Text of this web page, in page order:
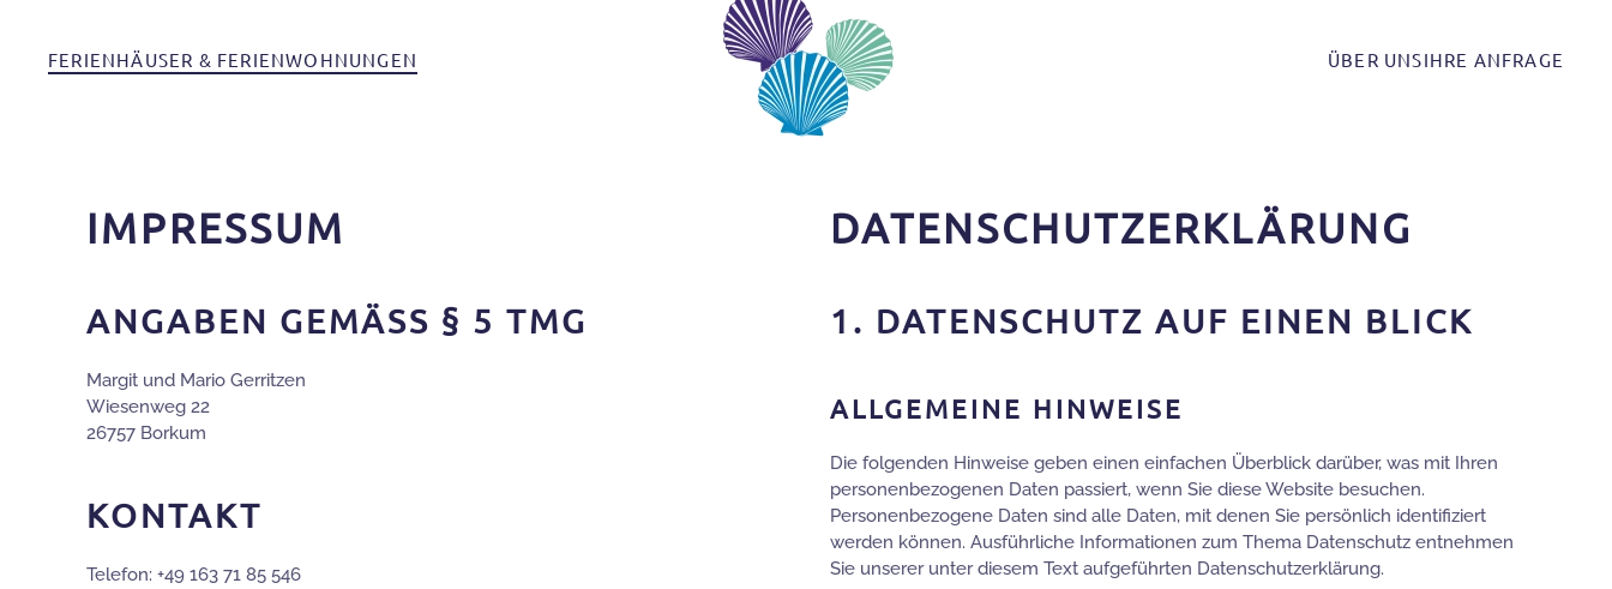
Skip to main content
FERIENHÄUSER & FERIENWOHNUNGEN ÜBER UNSIHRE ANFRAGE
IMPRESSUM
ANGABEN GEMÄSS § 5 TMG
Margit und Mario Gerritzen
Wiesenweg 22
26757 Borkum
KONTAKT
Telefon: +49 163 71 85 546
DATENSCHUTZ­ERKLÄRUNG
1. DATENSCHUTZ AUF EINEN BLICK
ALLGEMEINE HINWEISE
Die folgenden Hinweise geben einen einfachen Überblick darüber, was mit Ihren
personenbezogenen Daten passiert, wenn Sie diese Website besuchen.
Personenbezogene Daten sind alle Daten, mit denen Sie persönlich identifiziert
werden können. Ausführliche Informationen zum Thema Datenschutz entnehmen
Sie unserer unter diesem Text aufgeführten Datenschutzerklärung.